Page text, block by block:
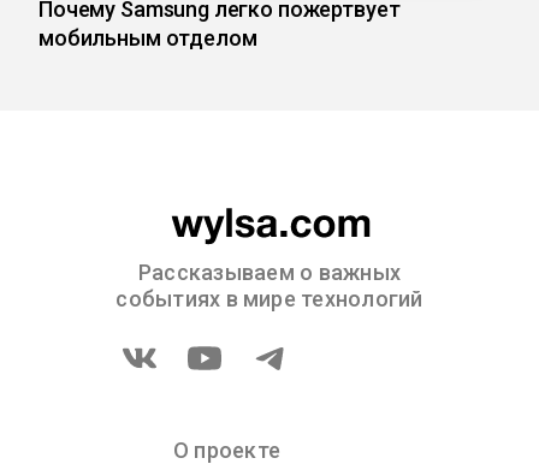
Почему Samsung легко пожертвует
мобильным отделом
Рассказываем о важных
событиях в мире технологий
О проекте